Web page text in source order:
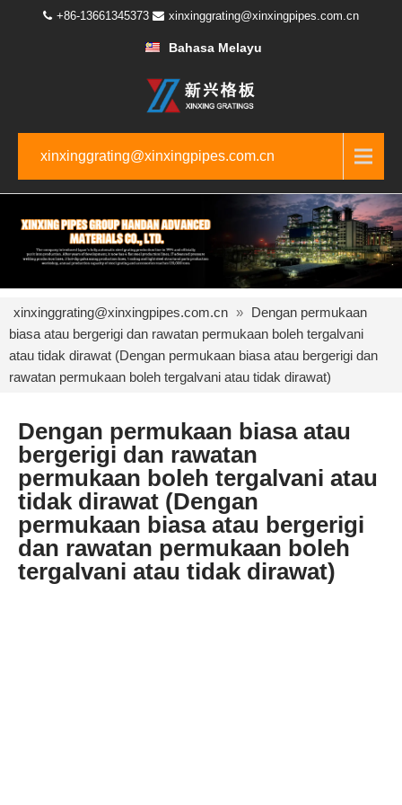
+86-13661345373 xinxinggrating@xinxingpipes.com.cn
Bahasa Melayu
xinxinggrating@xinxingpipes.com.cn
xinxinggrating@xinxingpipes.com.cn »
Dengan permukaan
biasa atau bergerigi dan rawatan permukaan boleh tergalvani
atau tidak dirawat (Dengan permukaan biasa atau bergerigi dan
rawatan permukaan boleh tergalvani atau tidak dirawat)
Dengan permukaan biasa atau
bergerigi dan rawatan
permukaan boleh tergalvani atau
tidak dirawat (Dengan
permukaan biasa atau bergerigi
dan rawatan permukaan boleh
tergalvani atau tidak dirawat)